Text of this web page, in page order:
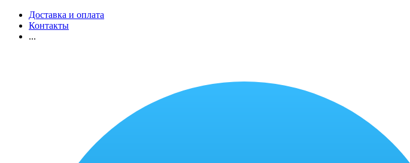
Доставка и оплата
Контакты
...